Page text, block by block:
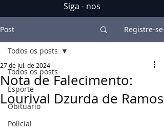
Siga - nos
Post Registre-se
Todos os posts
Esporte
Obituário
Policial
Todos os posts
Nota de Falecimento:
Lourival Dzurda de Ramos
27 de jul. de 2024